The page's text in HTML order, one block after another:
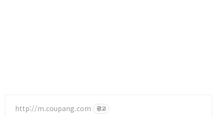
http://m.coupang.com 광고